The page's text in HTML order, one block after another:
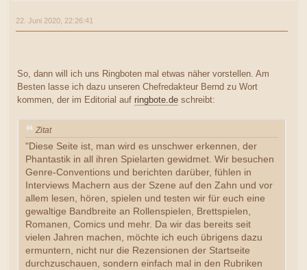
22. Juni 2020, 22:26:41
So, dann will ich uns Ringboten mal etwas näher vorstellen. Am
Besten lasse ich dazu unseren Chefredakteur Bernd zu Wort
kommen, der im Editorial auf ringbote.de schreibt:
Zitat
"Diese Seite ist, man wird es unschwer erkennen, der
Phantastik in all ihren Spielarten gewidmet. Wir besuchen
Genre-Conventions und berichten darüber, fühlen in
Interviews Machern aus der Szene auf den Zahn und vor
allem lesen, hören, spielen und testen wir für euch eine
gewaltige Bandbreite an Rollenspielen, Brettspielen,
Romanen, Comics und mehr. Da wir das bereits seit
vielen Jahren machen, möchte ich euch übrigens dazu
ermuntern, nicht nur die Rezensionen der Startseite
durchzuschauen, sondern einfach mal in den Rubriken